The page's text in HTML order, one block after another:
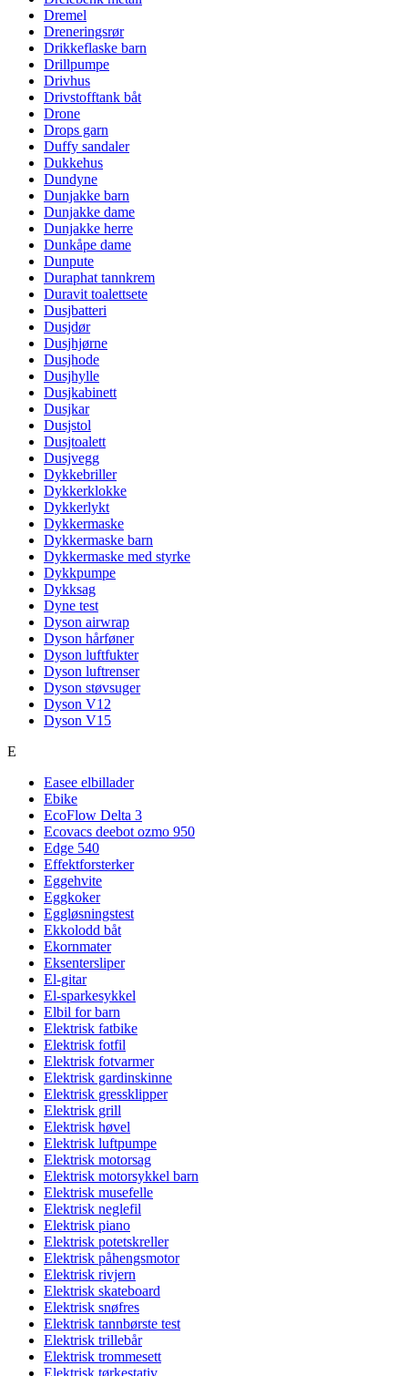
Dremel
Dreneringsrør
Drikkeflaske barn
Drillpumpe
Drivhus
Drivstofftank båt
Drone
Drops garn
Duffy sandaler
Dukkehus
Dundyne
Dunjakke barn
Dunjakke dame
Dunjakke herre
Dunkåpe dame
Dunpute
Duraphat tannkrem
Duravit toalettsete
Dusjbatteri
Dusjdør
Dusjhjørne
Dusjhode
Dusjhylle
Dusjkabinett
Dusjkar
Dusjstol
Dusjtoalett
Dusjvegg
Dykkebriller
Dykkerklokke
Dykkerlykt
Dykkermaske
Dykkermaske barn
Dykkermaske med styrke
Dykkpumpe
Dykksag
Dyne test
Dyson airwrap
Dyson hårføner
Dyson luftfukter
Dyson luftrenser
Dyson støvsuger
Dyson V12
Dyson V15
E
Easee elbillader
Ebike
EcoFlow Delta 3
Ecovacs deebot ozmo 950
Edge 540
Effektforsterker
Eggehvite
Eggkoker
Eggløsningstest
Ekkolodd båt
Ekornmater
Eksentersliper
El-gitar
El-sparkesykkel
Elbil for barn
Elektrisk fatbike
Elektrisk fotfil
Elektrisk fotvarmer
Elektrisk gardinskinne
Elektrisk gressklipper
Elektrisk grill
Elektrisk høvel
Elektrisk luftpumpe
Elektrisk motorsag
Elektrisk motorsykkel barn
Elektrisk musefelle
Elektrisk neglefil
Elektrisk piano
Elektrisk potetskreller
Elektrisk påhengsmotor
Elektrisk rivjern
Elektrisk skateboard
Elektrisk snøfres
Elektrisk tannbørste test
Elektrisk trillebår
Elektrisk trommesett
Elektrisk tørkestativ